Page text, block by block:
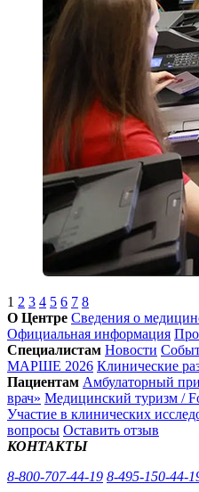
1 2 3 4 5 6 7 8
О Центре Сведения о
Официальная информация
Специалистам Новости
МАРШЕ 2026 Клинические
Пациентам Амбулаторный
врач» Медицинский туризм /
Участие в клинических
вопросы Оставить отзыв
КОНТАКТЫ
8-800-707-44-19 8-495-150-44-